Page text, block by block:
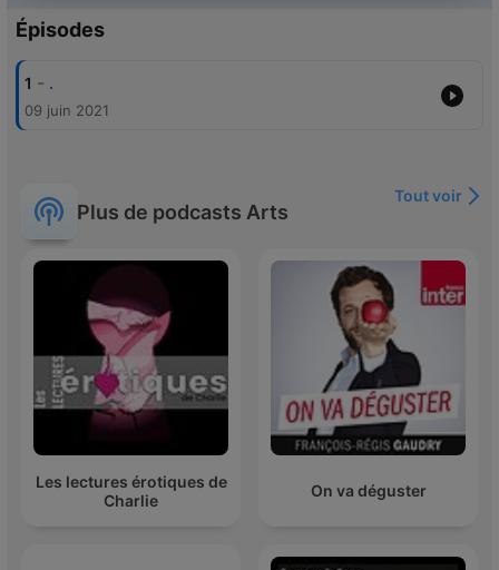
Épisodes
1 - .
09 juin 2021
Plus de podcasts Arts
Tout voir
Les lectures érotiques de
Charlie
On va déguster